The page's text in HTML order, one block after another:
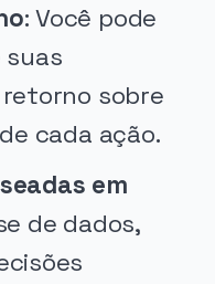
: Você pode
suas
sobre
cada ação.
em
de dados,